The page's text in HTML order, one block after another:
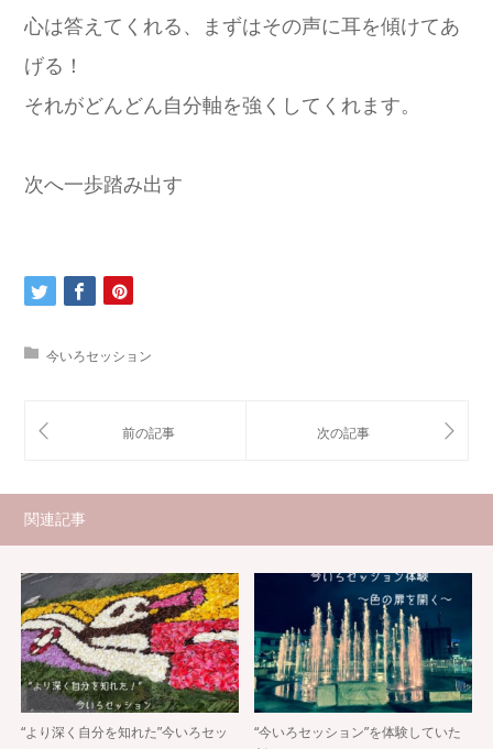
心は答えてくれる、まずはその声に耳を傾けてあ
げる！
それがどんどん自分軸を強くしてくれます。
次へ一歩踏み出す
今いろセッション
関連記事
“より深く自分を知れた”今いろセッ
“今いろセッション”を体験していた